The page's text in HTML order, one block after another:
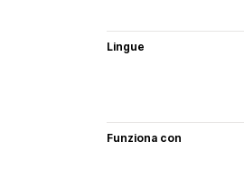
Lingue
Funziona con